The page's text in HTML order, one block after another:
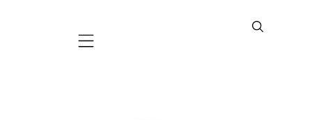
Mobile navigation